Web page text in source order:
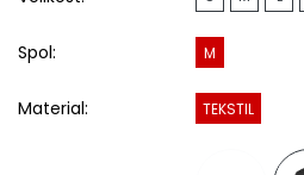
Spol: M
Material: TEKSTIL